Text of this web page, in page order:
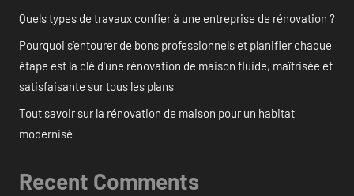
Quels types de travaux confier à une entreprise de rénovation ?
Pourquoi s’entourer de bons professionnels et planifier chaque
étape est la clé d’une rénovation de maison fluide, maîtrisée et
satisfaisante sur tous les plans
Tout savoir sur la rénovation de maison pour un habitat
modernisé
Recent Comments